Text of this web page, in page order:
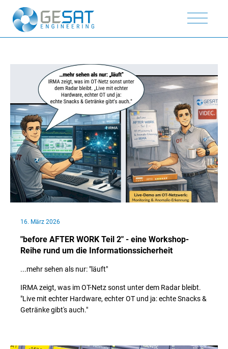
16. März 2026
"before AFTER WORK Teil 2" - eine Workshop-
Reihe rund um die Informationssicherheit
...mehr sehen als nur: "läuft"
IRMA zeigt, was im OT-Netz sonst unter dem Radar bleibt.
"Live mit echter Hardware, echter OT und ja: echte Snacks &
Getränke gibt's auch."
// Weiterlesen